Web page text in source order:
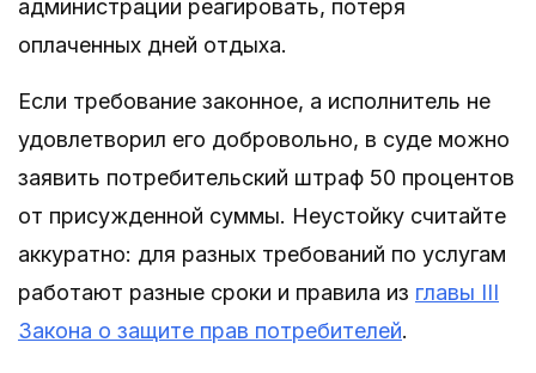
администрации реагировать, потеря
оплаченных дней отдыха.
Если требование законное, а исполнитель не
удовлетворил его добровольно, в суде можно
заявить потребительский штраф 50 процентов
от присужденной суммы. Неустойку считайте
аккуратно: для разных требований по услугам
работают разные сроки и правила из главы III
Закона о защите прав потребителей.